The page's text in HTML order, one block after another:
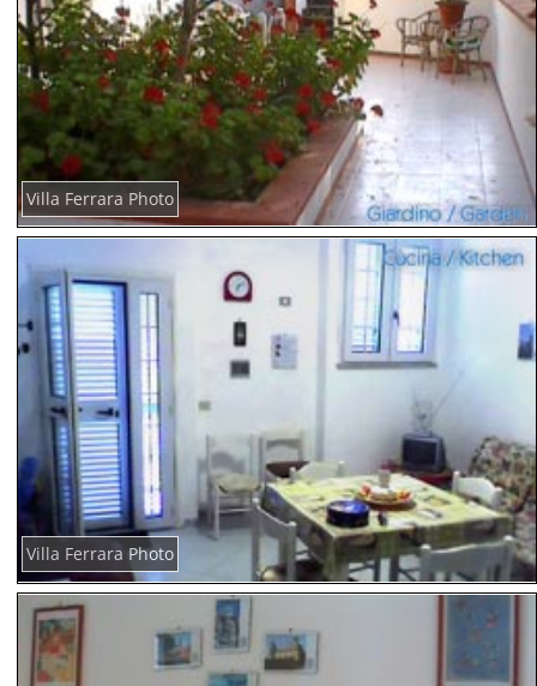
Villa Ferrara Photo
Villa Ferrara Photo